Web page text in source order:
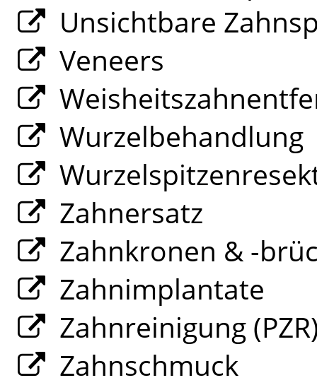
Unsichtbare
Veneers
Wurzelbehandlung
Zahnersatz
Zahnkronen & -
Zahnimplantate
Zahnreinigung
Zahnschmuck